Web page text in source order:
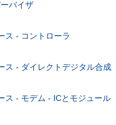
バイザ
ス - コントローラ
ス - ダイレクトデジタル合成
ス - モデム - ICとモジュール